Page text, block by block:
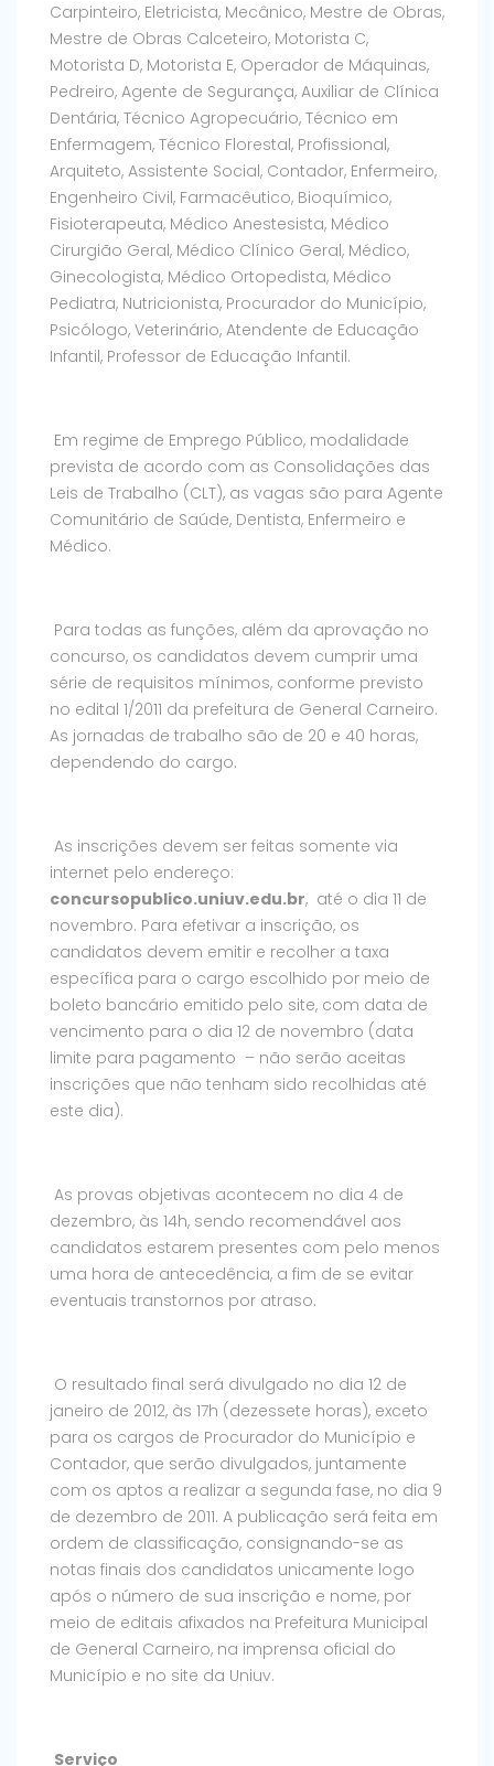
Carpinteiro, Eletricista, Mecânico, Mestre de Obras,
Mestre de Obras Calceteiro, Motorista C,
Motorista D, Motorista E, Operador de Máquinas,
Pedreiro, Agente de Segurança, Auxiliar de Clínica
Dentária, Técnico Agropecuário, Técnico em
Enfermagem, Técnico Florestal, Profissional,
Arquiteto, Assistente Social, Contador, Enfermeiro,
Engenheiro Civil, Farmacêutico, Bioquímico,
Fisioterapeuta, Médico Anestesista, Médico
Cirurgião Geral, Médico Clínico Geral, Médico,
Ginecologista, Médico Ortopedista, Médico
Pediatra, Nutricionista, Procurador do Município,
Psicólogo, Veterinário, Atendente de Educação
Infantil, Professor de Educação Infantil.
Em regime de Emprego Público, modalidade
prevista de acordo com as Consolidações das
Leis de Trabalho (CLT), as vagas são para Agente
Comunitário de Saúde, Dentista, Enfermeiro e
Médico.
Para todas as funções, além da aprovação no
concurso, os candidatos devem cumprir uma
série de requisitos mínimos, conforme previsto
no edital 1/2011 da prefeitura de General Carneiro.
As jornadas de trabalho são de 20 e 40 horas,
dependendo do cargo.
As inscrições devem ser feitas somente via
internet pelo endereço:
concursopublico.uniuv.edu.br, até o dia 11 de
novembro. Para efetivar a inscrição, os
candidatos devem emitir e recolher a taxa
específica para o cargo escolhido por meio de
boleto bancário emitido pelo site, com data de
vencimento para o dia 12 de novembro (data
limite para pagamento – não serão aceitas
inscrições que não tenham sido recolhidas até
este dia).
As provas objetivas acontecem no dia 4 de
dezembro, às 14h, sendo recomendável aos
candidatos estarem presentes com pelo menos
uma hora de antecedência, a fim de se evitar
eventuais transtornos por atraso.
O resultado final será divulgado no dia 12 de
janeiro de 2012, às 17h (dezessete horas), exceto
para os cargos de Procurador do Município e
Contador, que serão divulgados, juntamente
com os aptos a realizar a segunda fase, no dia 9
de dezembro de 2011. A publicação será feita em
ordem de classificação, consignando-se as
notas finais dos candidatos unicamente logo
após o número de sua inscrição e nome, por
meio de editais afixados na Prefeitura Municipal
de General Carneiro, na imprensa oficial do
Município e no site da Uniuv.
Serviço